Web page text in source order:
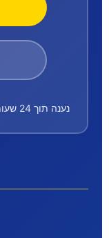
נענה תוך 24 שעות בימי עבודה |